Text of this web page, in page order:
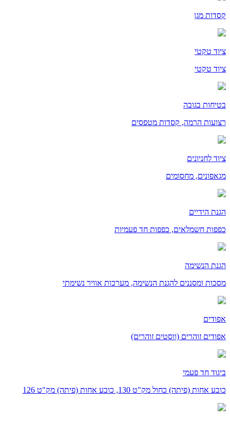
קסדות מגן
ציוד טקטי
ציוד טקטי
בטיחות בגובה
רצועות הרמה, קסדות מטפסים
ציוד לחניונים
מגאפונים, מחסומים
הגנת הידיים
כפפות חשמלאים, כפפות חד פעמיות
הגנת הנשימה
מסכות ומסננים להגנת הנשימה, מערכות אוויר נשימתי
אפודים
אפודים זוהרים (ווסטים זוהרים)
ביגוד חד פעמי
כובע אחות (פיתה) כחול מק"ט 130, כובע אחות (פיתה) מק"ט 126